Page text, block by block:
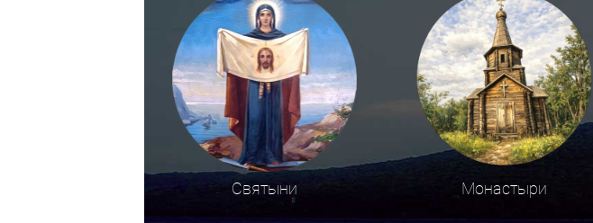
Святыни Монастыри